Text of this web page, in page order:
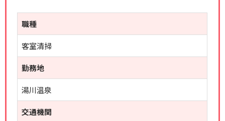
職種
客室清掃
勤務地
湯川温泉
交通機関